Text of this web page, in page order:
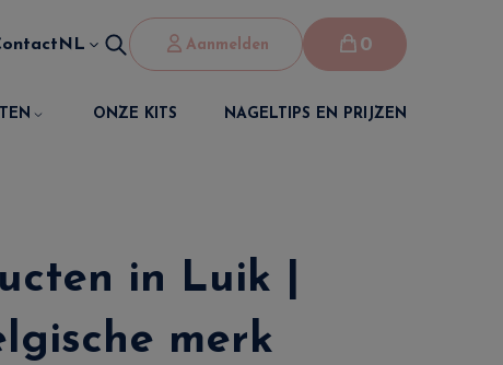
NL Aanmelden 0
ONZE KITS NAGELTIPS EN PRIJZEN
in Luik |
merk